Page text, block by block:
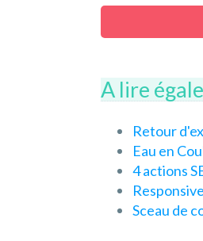
A lire
Retour
Eau en
4 actions
Sceau de